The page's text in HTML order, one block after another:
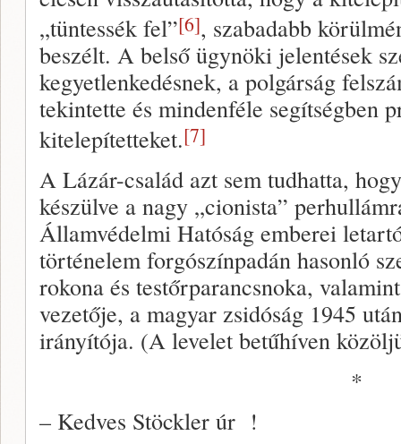
„tüntessék fel”[6], szabadabb
beszélt. A belső ügynöki jelentések
kegyetlenkedésnek, a polgárság
tekintette és mindenféle segítségben
kitelepítetteket.[7]
A Lázár-család azt sem tudhatta,
készülve a nagy „cionista”
Államvédelmi Hatóság emberei
történelem forgószínpadán hasonló
rokona és testőrparancsnoka,
vezetője, a magyar zsidóság 1945
irányítója. (A levelet betűhíven
*
– Kedves Stöckler úr !